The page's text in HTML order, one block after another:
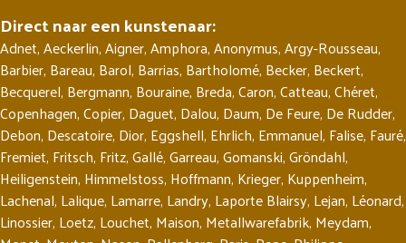
Direct naar een kunstenaar:
Adnet,Aeckerlin,Aigner,Amphora,Anonymus,Argy-Rousseau,
Barbier, Bareau, Barol, Barrias, Bartholomé, Becker, Beckert,
Becquerel, Bergmann, Bouraine, Breda,Caron,Catteau,Chéret,
Copenhagen,Copier, Daguet, Dalou, Daum, De Feure, De Rudder,
Debon, Descatoire, Dior, Eggshell, Ehrlich, Emmanuel, Falise, Fauré,
Fremiet, Fritsch, Fritz,Gallé,Garreau,Gomanski,Gröndahl,
Heiligenstein, Himmelstoss, Hoffmann, Krieger, Kuppenheim,
Lachenal, Lalique, Lamarre, Landry, Laporte Blairsy, Lejan, Léonard,
Linossier, Loetz, Louchet, Maison, Metallwarefabrik, Meydam,